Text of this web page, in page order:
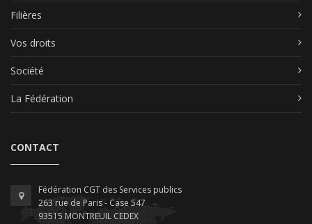
Filières
Vos droits
Société
La Fédération
CONTACT
Fédération CGT des Services publics
263 rue de Paris - Case 547
93515 MONTREUIL CEDEX